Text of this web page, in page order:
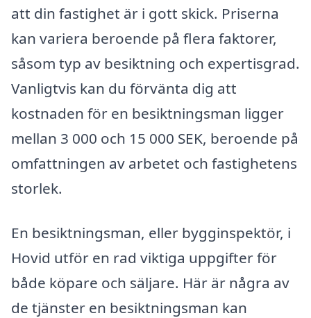
att din fastighet är i gott skick. Priserna
kan variera beroende på flera faktorer,
såsom typ av besiktning och expertisgrad.
Vanligtvis kan du förvänta dig att
kostnaden för en besiktningsman ligger
mellan 3 000 och 15 000 SEK, beroende på
omfattningen av arbetet och fastighetens
storlek.
En besiktningsman, eller bygginspektör, i
Hovid utför en rad viktiga uppgifter för
både köpare och säljare. Här är några av
de tjänster en besiktningsman kan